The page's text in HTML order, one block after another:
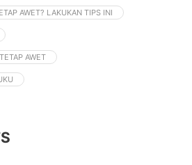
AWET? LAKUKAN TIPS INI
AWET